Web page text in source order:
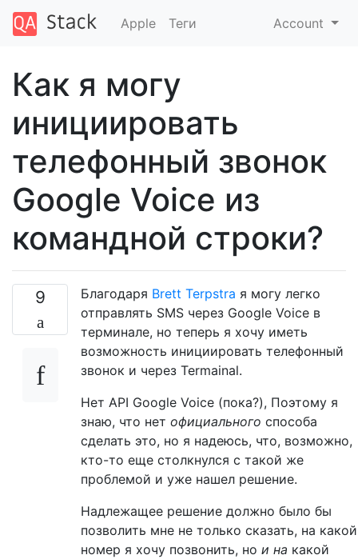
Apple Теги Account
Как я могу
инициировать
телефонный звонок
Google Voice из
командной строки?
9 Благодаря Brett Terpstra я могу легко
отправлять SMS через Google Voice в
терминале, но теперь я хочу иметь
возможность инициировать телефонный
звонок и через Termainal.
Нет API Google Voice (пока?), Поэтому я
знаю, что нет официального способа
сделать это, но я надеюсь, что, возможно,
кто-то еще столкнулся с такой же
проблемой и уже нашел решение.
Надлежащее решение должно было бы
позволить мне не только сказать, на какой
номер я хочу позвонить, но и на какой